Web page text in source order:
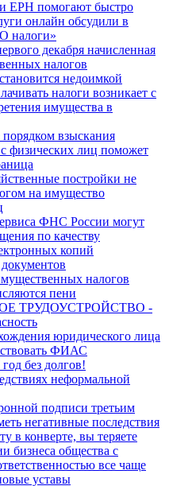
ЕРН помогают быстро
онлайн обсудили в
налоги»
декабря начисленная
налогов
недоимкой
налоги возникает с
имущества в
взыскания
физических лиц поможет
постройки не
на имущество
ФНС России могут
по качеству
копий
налогов
пени
ТРУДОУСТРОЙСТВО -
юридического лица
ФИАС
без долгов!
неформальной
подписи третьим
негативные последствия
в конверте, вы теряете
бизнеса общества с
все чаще
уставы